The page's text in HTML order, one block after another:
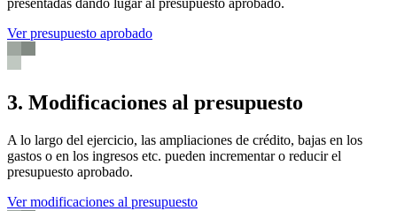
presentadas dando lugar al presupuesto aprobado.
Ver presupuesto aprobado
3. Modificaciones al presupuesto
A lo largo del ejercicio, las ampliaciones de crédito, bajas en los
gastos o en los ingresos etc. pueden incrementar o reducir el
presupuesto aprobado.
Ver modificaciones al presupuesto